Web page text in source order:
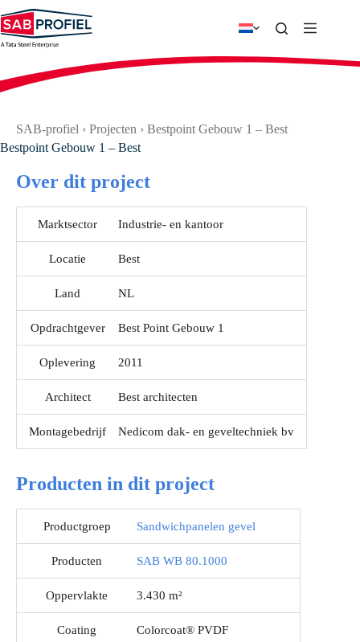
naar
de
inhoud
SAB-profiel › Projecten › Bestpoint Gebouw 1 – Best
Bestpoint Gebouw 1 – Best
Over dit project
Marktsector Industrie- en kantoor
Locatie Best
Land NL
Opdrachtgever Best Point Gebouw 1
Oplevering 2011
Architect Best architecten
Montagebedrijf Nedicom dak- en geveltechniek bv
Producten in dit project
Productgroep Sandwichpanelen gevel
Producten SAB WB 80.1000
Oppervlakte 3.430 m²
Coating Colorcoat® PVDF